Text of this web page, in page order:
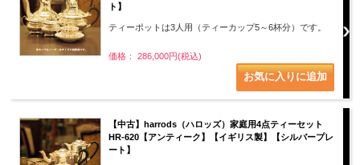
ト】
ティーポットは3人用（ティーカップ5～6杯分）です。
価格： 286,000円(税込)
【中古】harrods（ハロッズ）家庭用4点ティーセット
HR-620【アンティーク】【イギリス製】【シルバープレ
ート】